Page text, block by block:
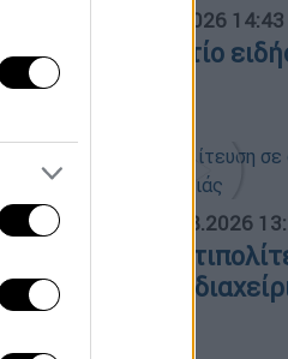
06.08.2026 14:43
δελτίο
08/2026
06.08.2026
και
για τη